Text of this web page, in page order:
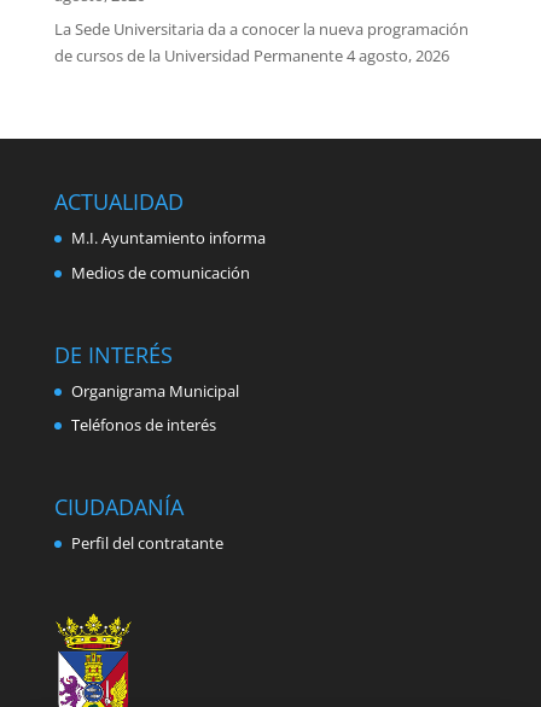
La Sede Universitaria da a conocer la nueva programación
de cursos de la Universidad Permanente4 agosto, 2026
ACTUALIDAD
M.I. Ayuntamiento informa
Medios de comunicación
DE INTERÉS
Organigrama Municipal
Teléfonos de interés
CIUDADANÍA
Perfil del contratante